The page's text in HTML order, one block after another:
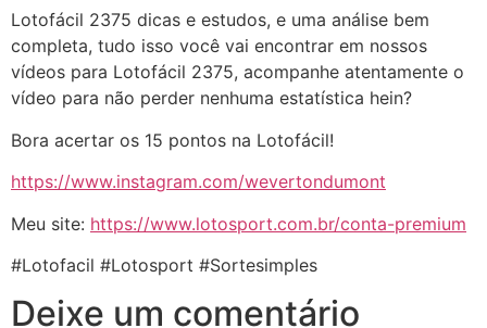
Lotofácil 2375 dicas e estudos, e uma análise bem
completa, tudo isso você vai encontrar em nossos
vídeos para Lotofácil 2375, acompanhe atentamente o
vídeo para não perder nenhuma estatística hein?
Bora acertar os 15 pontos na Lotofácil!
https://www.instagram.com/wevertondumont
Meu site: https://www.lotosport.com.br/conta-premium
#Lotofacil #Lotosport #Sortesimples
Deixe um comentário